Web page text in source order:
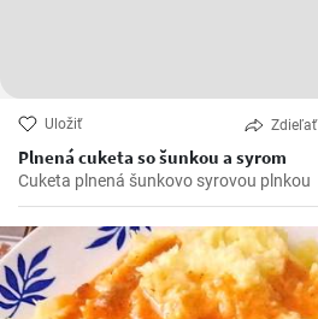
Uložiť Zdieľať
Plnená cuketa so šunkou a syrom
Cuketa plnená šunkovo syrovou plnkou